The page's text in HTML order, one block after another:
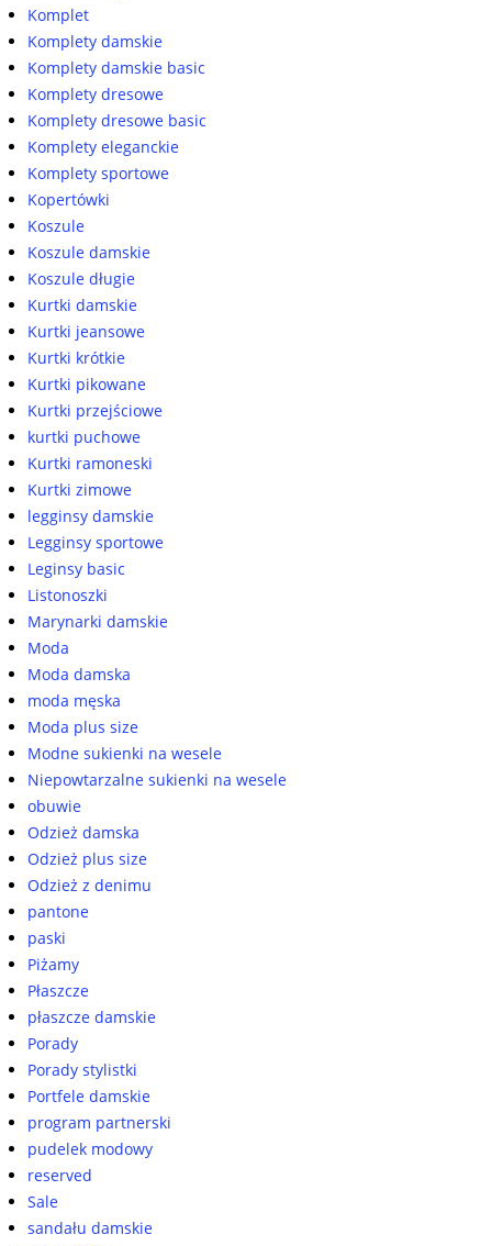
Komplet
Komplety damskie
Komplety damskie basic
Komplety dresowe
Komplety dresowe basic
Komplety eleganckie
Komplety sportowe
Kopertówki
Koszule
Koszule damskie
Koszule długie
Kurtki damskie
Kurtki jeansowe
Kurtki krótkie
Kurtki pikowane
Kurtki przejściowe
kurtki puchowe
Kurtki ramoneski
Kurtki zimowe
legginsy damskie
Legginsy sportowe
Leginsy basic
Listonoszki
Marynarki damskie
Moda
Moda damska
moda męska
Moda plus size
Modne sukienki na wesele
Niepowtarzalne sukienki na wesele
obuwie
Odzież damska
Odzież plus size
Odzież z denimu
pantone
paski
Piżamy
Płaszcze
płaszcze damskie
Porady
Porady stylistki
Portfele damskie
program partnerski
pudelek modowy
reserved
Sale
sandału damskie